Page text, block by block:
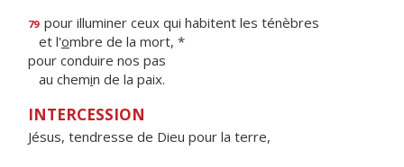
79 pour illuminer ceux qui habitent les ténèbres
et l'ombre de la mort, *
pour conduire nos pas
au chemin de la paix.
INTERCESSION
Jésus, tendresse de Dieu pour la terre,